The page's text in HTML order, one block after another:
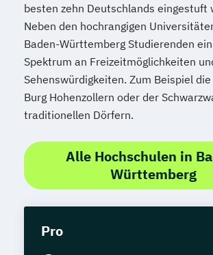
besten zehn Deutschlands eingestuft
Neben den hochrangigen
Baden-Württemberg Studierenden
Spektrum an Freizeitmöglichkeiten
Sehenswürdigkeiten. Zum Beispiel
Burg Hohenzollern oder der
traditionellen Dörfern.
Alle Hochschulen in
Württemberg
Pro